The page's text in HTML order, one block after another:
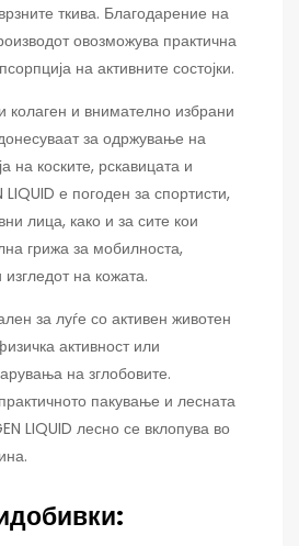
ткива. Благодарение на
овозможува практична
на активните состојки.
и внимателно избрани
за одржување на
на коските, рскавицата и
LIQUID е погоден за спортисти,
лица, како и за сите кои
грижа за мобилноста,
на кожата.
за луѓе со активен животен
активност или
на зглобовите.
пакување и лесната
LIQUID лесно се вклопува во